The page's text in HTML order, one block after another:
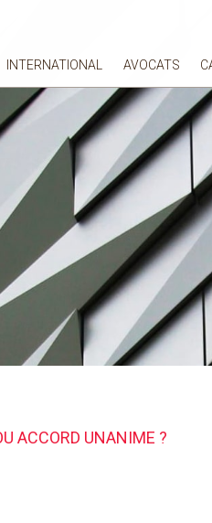
INTERNATIONAL AVOCATS
ACCORD UNANIME ?